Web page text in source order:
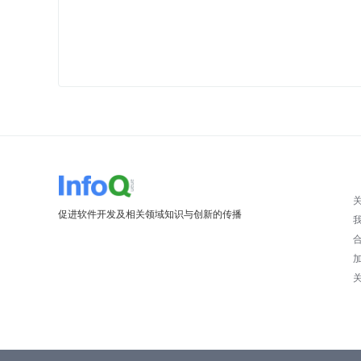
促进软件开发及相关领域知识与创新的传播